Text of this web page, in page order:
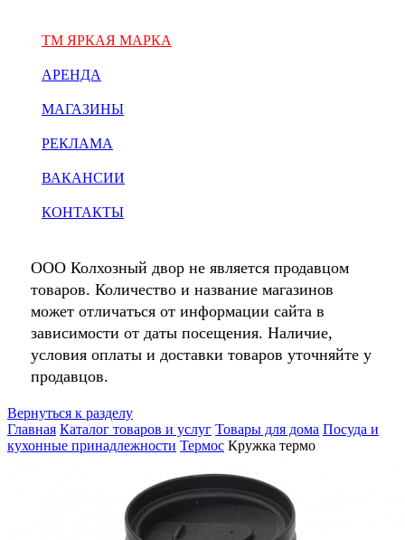
ТМ ЯРКАЯ МАРКА
АРЕНДА
МАГАЗИНЫ
РЕКЛАМА
ВАКАНСИИ
КОНТАКТЫ
ООО Колхозный двор не является продавцом
товаров. Количество и название магазинов
может отличаться от информации сайта в
зависимости от даты посещения. Наличие,
условия оплаты и доставки товаров уточняйте у
продавцов.
Вернуться к разделу
Главная Каталог товаров и услуг Товары для дома Посуда и
кухонные принадлежности Термос Кружка термо